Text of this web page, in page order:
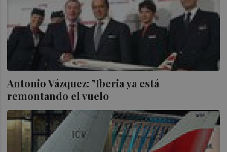
Antonio Vázquez: "Iberia ya está
remontando el vuelo